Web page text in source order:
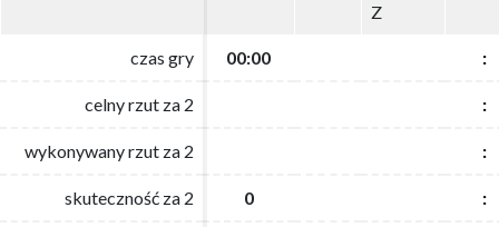
Z
czas gry 00:00 :
celny rzut za 2 :
wykonywany rzut za 2 :
skuteczność za 2 0 :
Z
czas gry 00:00 :
celny rzut za 2 :
wykonywany rzut za 2 :
skuteczność za 2 0 :